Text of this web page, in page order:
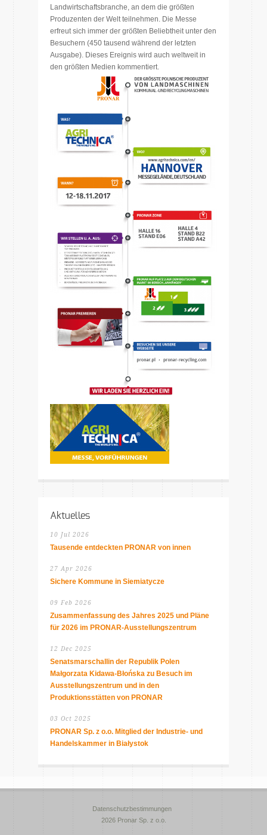
Landwirtschaftsbranche, an dem die größten
Produzenten der Welt teilnehmen. Die Messe
erfreut sich immer der größten Beliebtheit unter den
Besuchern (450 tausend während der letzten
Ausgabe). Dieses Ereignis wird auch weltweit in
den größten Medien kommentiert.
Aktuelles
10 Jul 2026
Tausende entdeckten PRONAR von innen
27 Apr 2026
Sichere Kommune in Siemiatycze
09 Feb 2026
Zusammenfassung des Jahres 2025 und Pläne
für 2026 im PRONAR-Ausstellungszentrum
12 Dec 2025
Senatsmarschallin der Republik Polen
Małgorzata Kidawa-Błońska zu Besuch im
Ausstellungszentrum und in den
Produktionsstätten von PRONAR
03 Oct 2025
PRONAR Sp. z o.o. Mitglied der Industrie- und
Handelskammer in Białystok
Datenschutzbestimmungen
2026 Pronar Sp. z o.o.